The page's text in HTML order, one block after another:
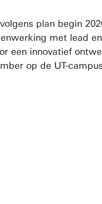
plan begin
met lead
een innovatief
op de UT-